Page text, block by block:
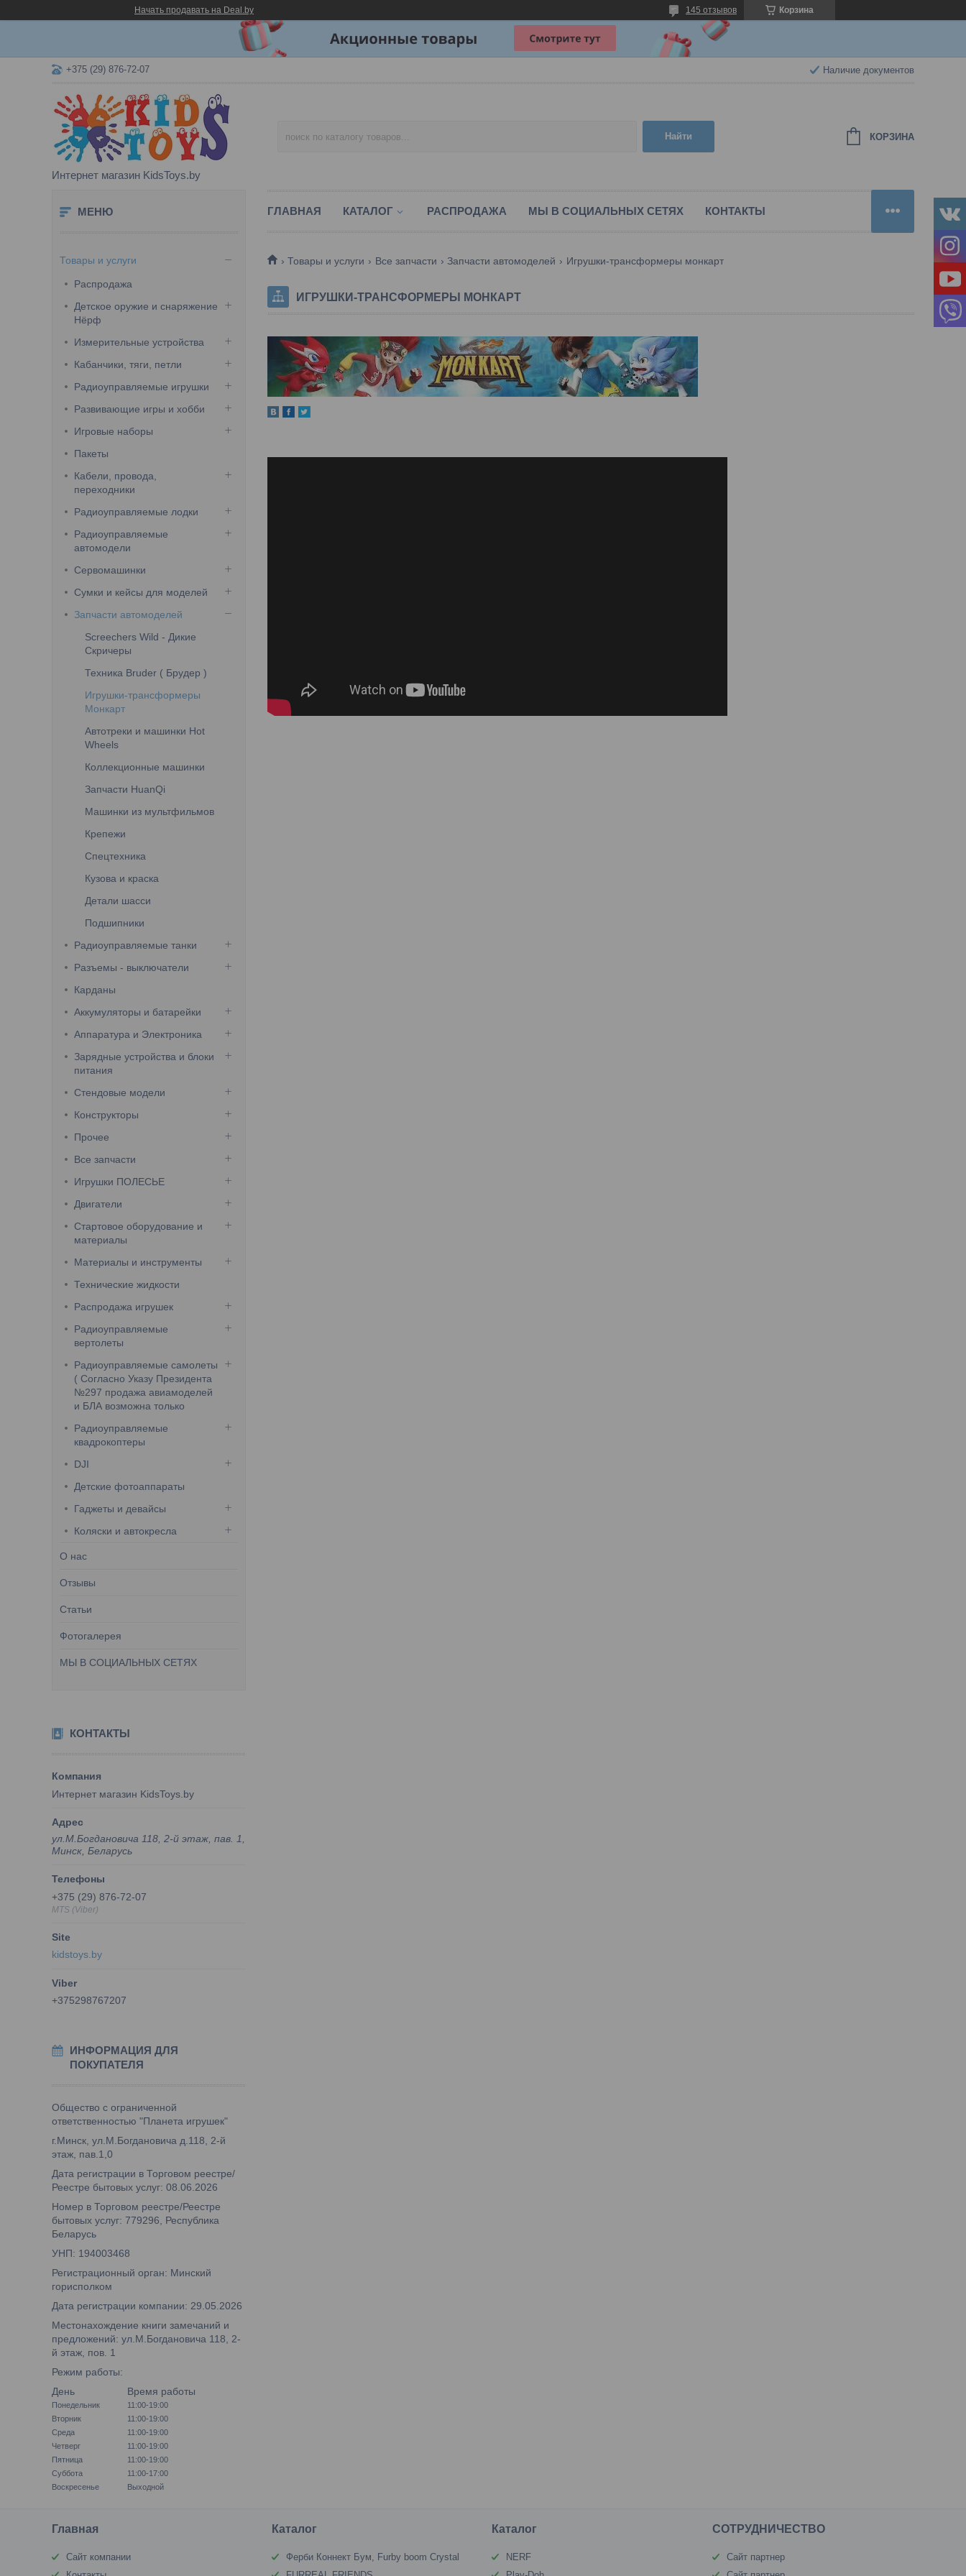
Начать продавать на Deal.by Корзина
145 отзывов
+375 (29) 876-72-07 Наличие документов
Интернет магазин KidsToys.by
Найти КОРЗИНА
Товары и услуги
Распродажа
Детское оружие и снаряжение
Нёрф
Измерительные устройства
Кабанчики, тяги, петли
Радиоуправляемые игрушки
Развивающие игры и хобби
Игровые наборы
Пакеты
Кабели, провода,
переходники
Радиоуправляемые лодки
Радиоуправляемые
автомодели
Сервомашинки
Сумки и кейсы для моделей
Запчасти автомоделей
Screechers Wild - Дикие
Скричеры
Техника Bruder ( Брудер )
Игрушки-трансформеры
Монкарт
Автотреки и машинки Hot
Wheels
Коллекционные машинки
Запчасти HuanQi
Машинки из мультфильмов
Крепежи
Спецтехника
Кузова и краска
Детали шасси
Подшипники
Радиоуправляемые танки
Разъемы - выключатели
Карданы
Аккумуляторы и батарейки
Аппаратура и Электроника
Зарядные устройства и блоки
питания
Стендовые модели
Конструкторы
Прочее
Все запчасти
Игрушки ПОЛЕСЬЕ
Двигатели
Стартовое оборудование и
материалы
Материалы и инструменты
Технические жидкости
Распродажа игрушек
Радиоуправляемые
вертолеты
Радиоуправляемые самолеты
( Согласно Указу Президента
№297 продажа авиамоделей
и БЛА возможна только
Радиоуправляемые
квадрокоптеры
DJI
Детские фотоаппараты
Гаджеты и девайсы
Коляски и автокресла
О нас
Отзывы
Статьи
Фотогалерея
МЫ В СОЦИАЛЬНЫХ СЕТЯХ
КОНТАКТЫ
Интернет магазин KidsToys.by
ул.М.Богдановича 118, 2-й этаж, пав. 1,
Минск, Беларусь
+375 (29) 876-72-07
MTS (Viber)
kidstoys.by
+375298767207
ИНФОРМАЦИЯ ДЛЯ
ПОКУПАТЕЛЯ
Общество с ограниченной
ответственностью "Планета игрушек"
г.Минск, ул.М.Богдановича д.118, 2-й
этаж, пав.1,0
Дата регистрации в Торговом реестре/
Реестре бытовых услуг: 08.06.2026
Номер в Торговом реестре/Реестре
бытовых услуг: 779296, Республика
Беларусь
УНП: 194003468
Регистрационный орган: Минский
горисполком
Дата регистрации компании: 29.05.2026
Местонахождение книги замечаний и
предложений: ул.М.Богдановича 118, 2-
й этаж, пов. 1
Режим работы:
День
Время работы
Понедельник
11:00-19:00
Вторник
11:00-19:00
Среда
11:00-19:00
Четверг
11:00-19:00
Пятница
11:00-19:00
Суббота
11:00-17:00
Воскресенье
Выходной
ГЛАВНАЯ КАТАЛОГ РАСПРОДАЖА МЫ В СОЦИАЛЬНЫХ СЕТЯХ КОНТАКТЫ
Товары и услуги Все запчасти Запчасти автомоделей Игрушки-трансформеры монкарт
ИГРУШКИ-ТРАНСФОРМЕРЫ МОНКАРТ
Главная
Сайт компании
Каталог
Ферби Коннект Бум, Furby boom Crystal
Каталог
NERF
CОТРУДНИЧЕСТВО
Сайт партнер